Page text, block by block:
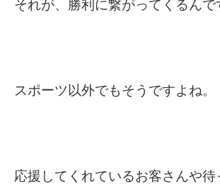
それが、勝利に繋がってくるんで
スポーツ以外でもそうですよね。
応援してくれているお客さんや待